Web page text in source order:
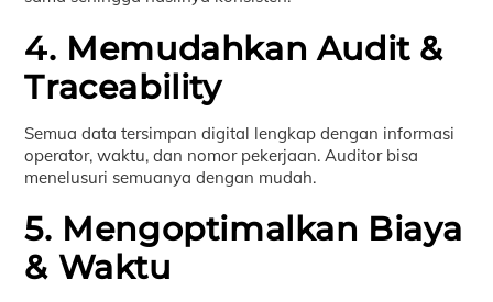
4. Memudahkan Audit &
Traceability
Semua data tersimpan digital lengkap dengan informasi
operator, waktu, dan nomor pekerjaan. Auditor bisa
menelusuri semuanya dengan mudah.
5. Mengoptimalkan Biaya
& Waktu